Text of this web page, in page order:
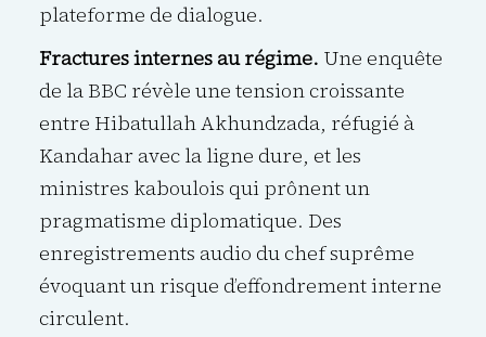
plateforme de dialogue.
Fractures internes au régime. Une enquête
de la BBC révèle une tension croissante
entre Hibatullah Akhundzada, réfugié à
Kandahar avec la ligne dure, et les
ministres kaboulois qui prônent un
pragmatisme diplomatique. Des
enregistrements audio du chef suprême
évoquant un risque d’effondrement interne
circulent.